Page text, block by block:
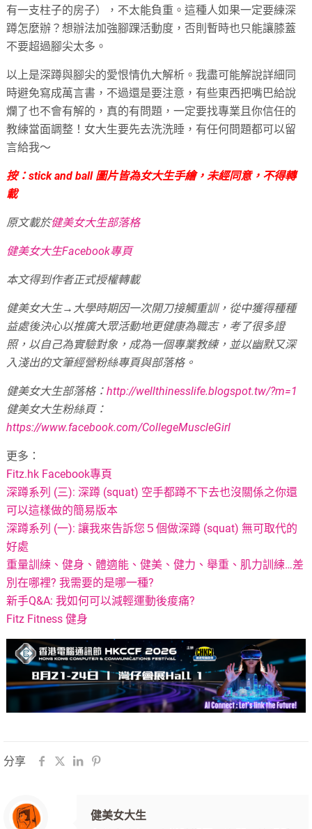
有一支柱子的房子），不太能負重。這種人如果一定要練深
蹲怎麼辦？想辦法加強腳踝活動度，否則暫時也只能讓膝蓋
不要超過腳尖太多。
以上是深蹲與腳尖的愛恨情仇大解析。我盡可能解說詳細同
時避免寫成萬言書，不過還是要注意，有些東西把嘴巴給說
爛了也不會有解的，真的有問題，一定要找專業且你信任的
教練當面調整！女大生要先去洗洗睡，有任何問題都可以留
言給我～
按：stick and ball 圖片皆為女大生手繪，未經同意，不得轉
載
原文載於健美女大生部落格
健美女大生Facebook專頁
本文得到作者正式授權轉載
健美女大生→大學時期因一次開刀接觸重訓，從中獲得種種
益處後決心以推廣大眾活動地更健康為職志，考了很多證
照，以自己為實驗對象，成為一個專業教練，並以幽默又深
入淺出的文筆經營粉絲專頁與部落格。
健美女大生部落格：http://wellthinesslife.blogspot.tw/?m=1
健美女大生粉絲頁：
https://www.facebook.com/CollegeMuscleGirl
更多：
Fitz.hk Facebook專頁
深蹲系列 (三): 深蹲 (squat) 空手都蹲不下去也沒關係之你還
可以這樣做的簡易版本
深蹲系列 (一): 讓我來告訴您５個做深蹲 (squat) 無可取代的
好處
重量訓練、健身、體適能、健美、健力、舉重、肌力訓練…差
別在哪裡? 我需要的是哪一種?
新手Q&A: 我如何可以減輕運動後痠痛?
Fitz Fitness 健身
分享
健美女大生